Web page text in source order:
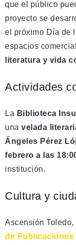
que el público
proyecto se
el próximo Día de
espacios
literatura y vida
Actividades
La Biblioteca
una velada
Ángeles Pérez
febrero a las
institución.
Cultura y
Ascensión
de Publicaciones